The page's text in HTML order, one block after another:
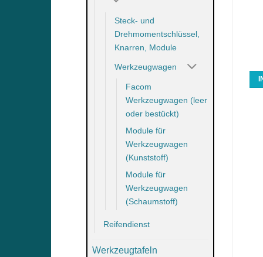
Steck- und
Drehmomentschlüssel,
Knarren, Module
Werkzeugwagen
Facom
Werkzeugwagen (leer
oder bestückt)
Module für
Werkzeugwagen
(Kunststoff)
Module für
Werkzeugwagen
(Schaumstoff)
Reifendienst
Werkzeugtafeln